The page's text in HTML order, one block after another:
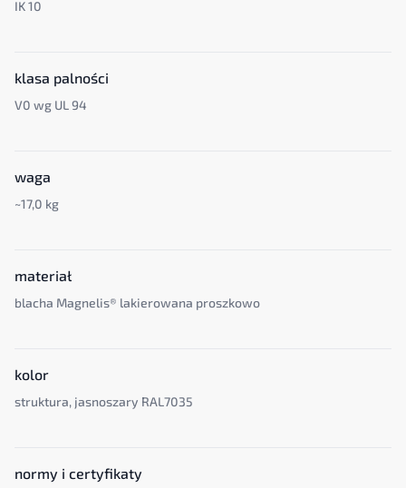
IK 10
klasa palności
V0 wg UL 94
waga
~17,0 kg
materiał
blacha Magnelis® lakierowana proszkowo
kolor
struktura, jasnoszary RAL7035
normy i certyfikaty